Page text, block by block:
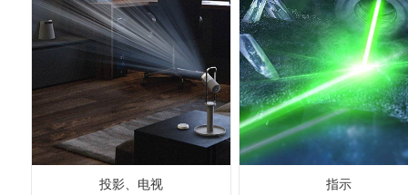
投影、电视 指示